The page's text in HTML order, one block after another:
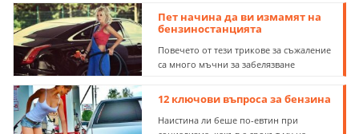
Пет начина да ви измамят на
бензиностанцията
Повечето от тези трикове за съжаление
са много мъчни за забелязване
12 ключови въпроса за бензина
Наистина ли беше по-евтин при